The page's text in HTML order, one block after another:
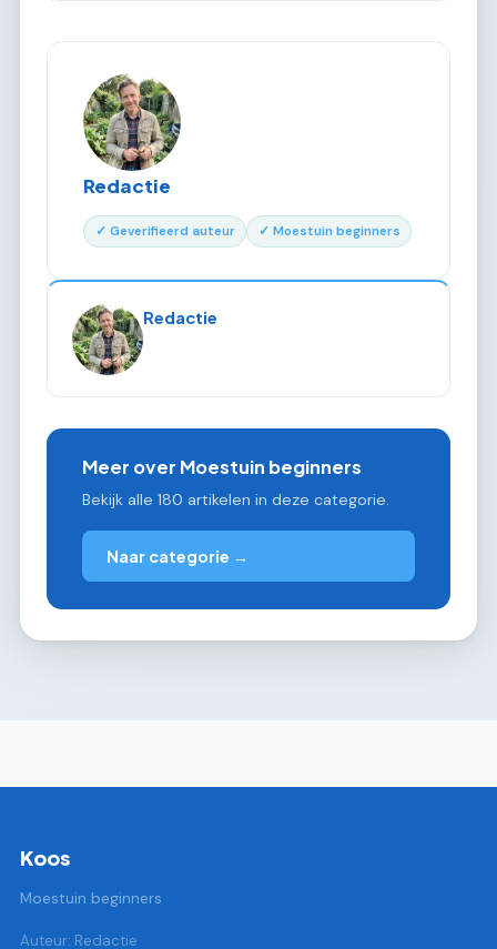
Redactie
✓ Geverifieerd auteur ✓ Moestuin beginners
Redactie
Meer over Moestuin beginners
Bekijk alle 180 artikelen in deze categorie.
Naar categorie →
Koos
Moestuin beginners
Auteur: Redactie